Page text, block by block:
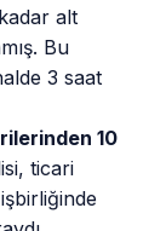
alt
Bu
3 saat
10
ticari